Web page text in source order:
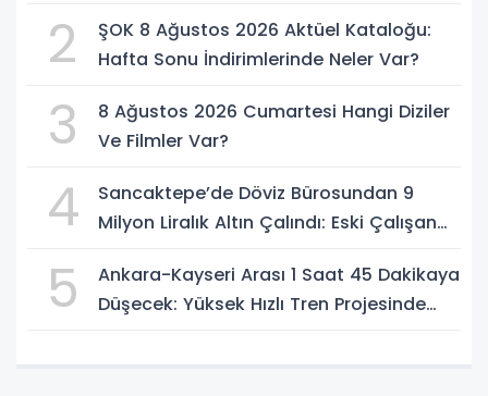
2
ŞOK 8 Ağustos 2026 Aktüel Kataloğu:
Hafta Sonu İndirimlerinde Neler Var?
3
8 Ağustos 2026 Cumartesi Hangi Diziler
Ve Filmler Var?
4
Sancaktepe’de Döviz Bürosundan 9
Milyon Liralık Altın Çalındı: Eski Çalışan
5
Ankara-Kayseri Arası 1 Saat 45 Dakikaya
Düşecek: Yüksek Hızlı Tren Projesinde